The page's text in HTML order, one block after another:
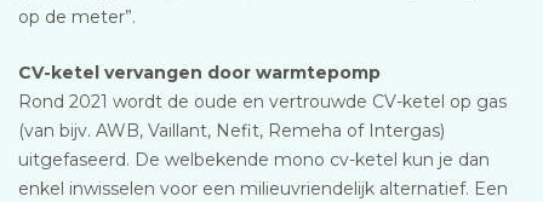
op de meter”.
CV-ketel vervangen door warmtepomp
Rond 2021 wordt de oude en vertrouwde CV-ketel op gas
(van bijv. AWB, Vaillant, Nefit, Remeha of Intergas)
uitgefaseerd. De welbekende mono cv-ketel kun je dan
enkel inwisselen voor een milieuvriendelijk alternatief. Een